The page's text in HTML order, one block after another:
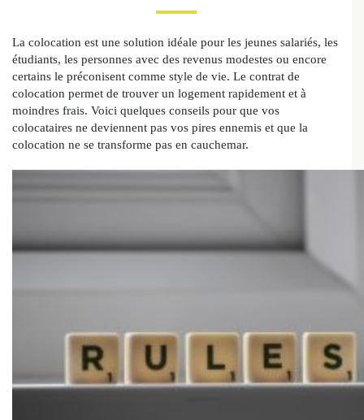
La colocation est une solution idéale pour les jeunes salariés, les
étudiants, les personnes avec des revenus modestes ou encore
certains le préconisent comme style de vie. Le contrat de
colocation permet de trouver un logement rapidement et à
moindres frais. Voici quelques conseils pour que vos
colocataires ne deviennent pas vos pires ennemis et que la
colocation ne se transforme pas en cauchemar.